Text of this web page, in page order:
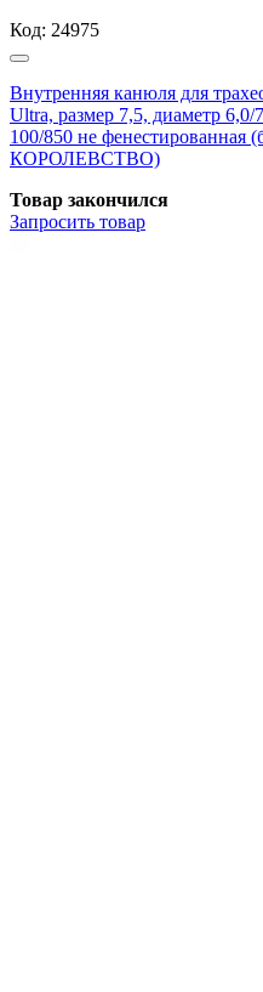
Код: 24975
Внутренняя канюля для
Ultra, размер 7,5, диаметр
100/850 не
КОРОЛЕВСТВО)
Товар закончился
Запросить товар